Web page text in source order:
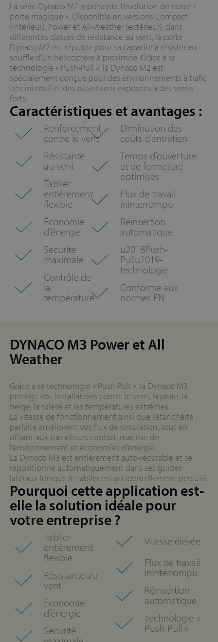
La série Dynaco M2 représente l’évolution de notre «
porte magique ». Disponible en versions Compact
(intérieur), Power et All-Weather (extérieur), dans
différentes classes de résistance au vent, la porte
Dynaco M2 est réputée pour sa capacité à résister au
souffle d’un hélicoptère à proximité. Grâce à sa
technologie « Push-Pull », la Dynaco M2 est
spécialement conçue pour des environnements à trafic
très intensif et des ouvertures exposées à des vents
forts.
Caractéristiques et avantages :
Renforcement
contre le vent
Résistante
au vent
Tablier
entièrement
flexible
Économie
d’énergie
Sécurité
maximale
Contrôle de
la
température
Diminution des
coûts d’entretien
Temps d’ouverture
et de fermeture
optimisés
Flux de travail
ininterrompu
Réinsertion
automatique
u2018Push-
Pullu2019-
technologie
Conforme aux
normes EN
DYNACO M3 Power et All
Weather
Grâce à sa technologie « Push-Pull », la Dynaco M3
protège vos installations contre le vent, la pluie, la
neige, la saleté et les températures extrêmes.
La vitesse de fonctionnement ainsi que l’étanchéité
parfaite améliorent vos flux de circulation, tout en
offrant aux travailleurs confort, maîtrise de
l’environnement et économies d’énergie.
La Dynaco M3 est entièrement auto-réparable et se
repositionne automatiquement dans ses guides
latéraux lorsque le tablier est accidentellement percuté.
Pourquoi cette application est-
elle la solution idéale pour
votre entreprise ?
Tablier
entièrement
flexible
Résistante au
vent
Économie
d’énergie
Sécurité
Vitesse élevée
Flux de travail
ininterrompu
Réinsertion
automatique
Technologie «
Push-Pull »